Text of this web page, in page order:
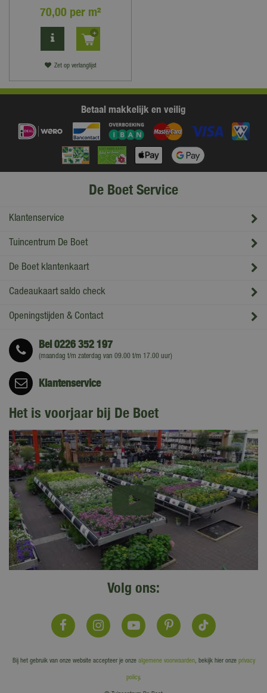
70,00 per m²
Zet op verlanglijst
Betaal makkelijk en veilig
De Boet Service
Klantenservice
Tuincentrum De Boet
De Boet klantenkaart
Cadeaukaart saldo check
Openingstijden & Contact
Bel0226 352 197
(maandag t/m zaterdag van 09.00 t/m 17.00 uur)
Klantenservice
Het is voorjaar bij De Boet
Volg ons:
Bij het gebruik van onze website accepteer je onze algemene voorwaarden, bekijk hier onze privacy
policy.